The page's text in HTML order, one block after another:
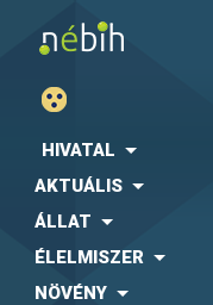
HIVATAL
AKTUÁLIS
ÁLLAT
ÉLELMISZER
NÖVÉNY